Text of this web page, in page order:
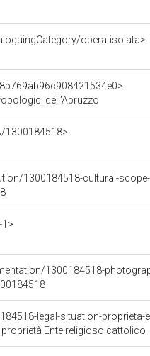
opera-isolata>
dell'Abruzzo
1300184518>
1300184518-cultural-
1300184518-
legal-situation-proprieta-
Ente religioso cattolico